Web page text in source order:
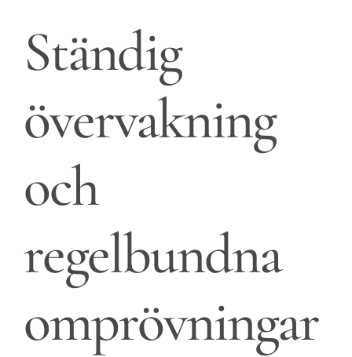
Ständig
övervakning
och
regelbundna
omprövningar